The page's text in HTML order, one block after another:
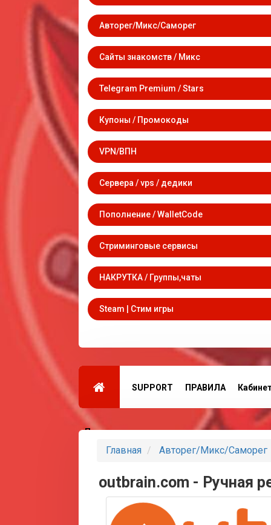
Авторег/Микс/Саморег
Сайты знакомств / Микс
Telegram Premium / Stars
Купоны / Промокоды
VPN/ВПН
Сервера / vps / дедики
Пополнение / WalletCode
Стриминговые сервисы
НАКРУТКА / Группы,чаты
Steam | Стим игры
SUPPORT ПРАВИЛА
Партнеры
Главная Авторег/Микс/Саморег
outbrain.com - Ручная